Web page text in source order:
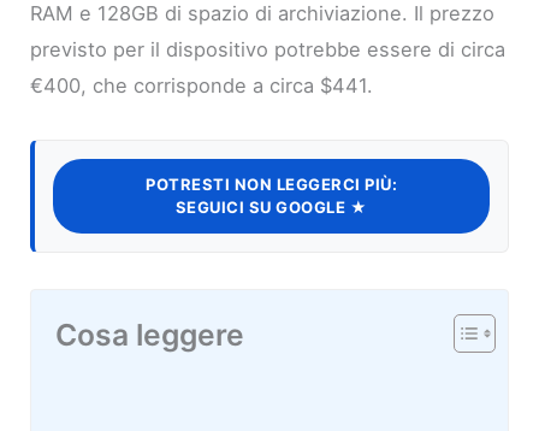
RAM e 128GB di spazio di archiviazione. Il prezzo
previsto per il dispositivo potrebbe essere di circa
€400, che corrisponde a circa $441.
POTRESTI NON LEGGERCI PIÙ:
SEGUICI SU GOOGLE ★
Cosa leggere